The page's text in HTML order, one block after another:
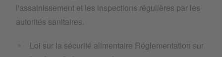
l'assainissement et les inspections régulières par les
autorités sanitaires.
Loi sur la sécurité alimentaire Réglementation sur